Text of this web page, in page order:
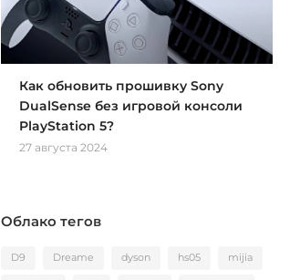
Как обновить прошивку Sony
DualSense без игровой консоли
PlayStation 5?
27 августа 2024
Облако тегов
D9 Dreame dyson hs05 mijia